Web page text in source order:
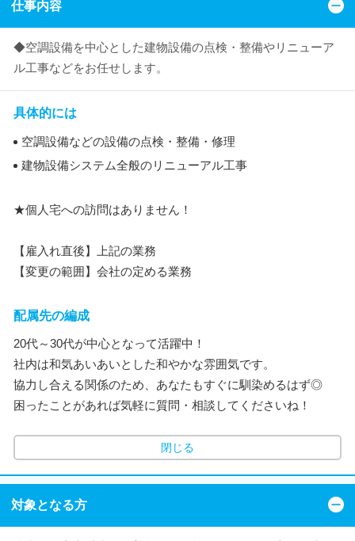
仕事内容
◆空調設備を中心とした建物設備の点検・整備やリニューア
ル工事などをお任せします。
具体的には
空調設備などの設備の点検・整備・修理
建物設備システム全般のリニューアル工事
★個人宅への訪問はありません！
【雇入れ直後】上記の業務
【変更の範囲】会社の定める業務
配属先の編成
20代～30代が中心となって活躍中！
社内は和気あいあいとした和やかな雰囲気です。
協力し合える関係のため、あなたもすぐに馴染めるはず◎
困ったことがあれば気軽に質問・相談してくださいね！
閉じる
対象となる方